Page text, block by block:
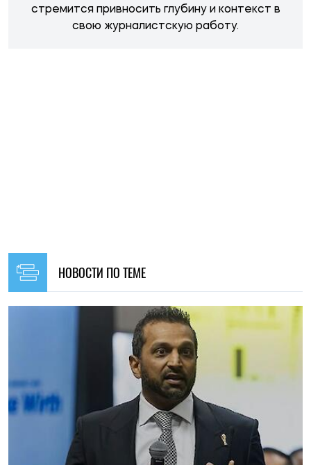
стремится привносить глубину и контекст в
свою журналистскую работу.
НОВОСТИ ПО ТЕМЕ